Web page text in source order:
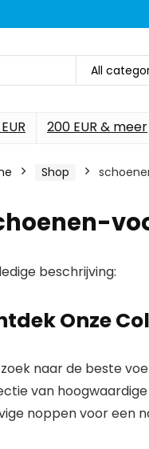
All
200 EUR & meer
Shop
beschrijving:
Onze
naar de beste
van
noppen voor een